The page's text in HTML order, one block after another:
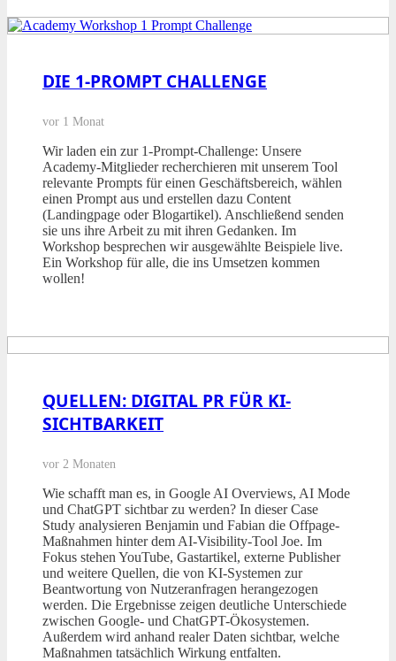
DIE 1-PROMPT CHALLENGE
vor 1 Monat
Wir laden ein zur 1-Prompt-Challenge: Unsere
Academy-Mitglieder recherchieren mit unserem Tool
relevante Prompts für einen Geschäftsbereich, wählen
einen Prompt aus und erstellen dazu Content
(Landingpage oder Blogartikel). Anschließend senden
sie uns ihre Arbeit zu mit ihren Gedanken. Im
Workshop besprechen wir ausgewählte Beispiele live.
Ein Workshop für alle, die ins Umsetzen kommen
wollen!
QUELLEN: DIGITAL PR FÜR KI-
SICHTBARKEIT
vor 2 Monaten
Wie schafft man es, in Google AI Overviews, AI Mode
und ChatGPT sichtbar zu werden? In dieser Case
Study analysieren Benjamin und Fabian die Offpage-
Maßnahmen hinter dem AI-Visibility-Tool Joe. Im
Fokus stehen YouTube, Gastartikel, externe Publisher
und weitere Quellen, die von KI-Systemen zur
Beantwortung von Nutzeranfragen herangezogen
werden. Die Ergebnisse zeigen deutliche Unterschiede
zwischen Google- und ChatGPT-Ökosystemen.
Außerdem wird anhand realer Daten sichtbar, welche
Maßnahmen tatsächlich Wirkung entfalten.